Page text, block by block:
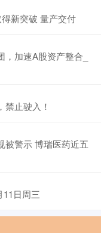
新突破 量产交付
加速A股资产整合_
止驶入！
被警示 博瑞医药近五
11日周三